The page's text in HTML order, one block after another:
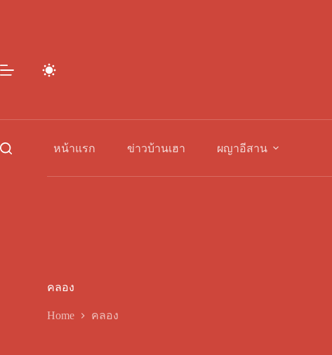
หน้าแรก ข่าวบ้านเฮา ผญาอีสาน
คลอง
Home คลอง